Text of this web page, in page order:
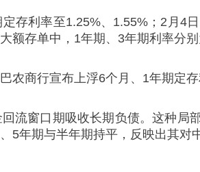
利率至1.25%、1.55%；2月4
存单中，1年期、3年期利率分别
商行宣布上浮6个月、1年期定存
流窗口期吸收长期负债。这种局
年期与半年期持平，反映出其